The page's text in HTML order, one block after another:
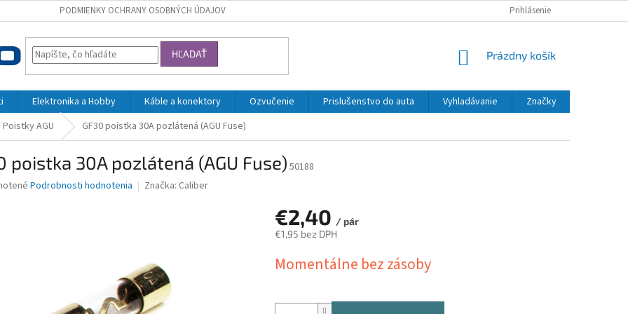
PODMIENKY OCHRANY OSOBNÝCH ÚDAJOV Prihlásenie
HĽADAŤ
NÁKUPNÝ
Prázdny košík
Elektronika a Hobby Káble a konektory Ozvučenie Prislušenstvo do auta Vyhladávanie
Značky
Poistky AGU GF30 poistka 30A pozlátená (AGU Fuse)
poistka 30A pozlátená (AGU Fuse) 50188
Podrobnosti hodnotenia Značka: Caliber
€2,40 / pár
€1,95 bez DPH
cena:
Momentálne bez zásoby